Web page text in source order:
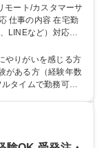
LINEなど）対応、
スタマーサクセス
合わせ
ジタルコミュニケー
様のニーズに応じた
やりがいを感じる方
がある方（経験年数
タイムで勤務可能
とに意欲がある方
ケーションをとる